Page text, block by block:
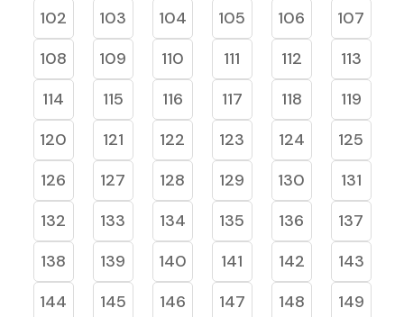
102
103 104 105 106
107
108
109 110 111 112
113
114
115 116 117 118
119
120
121 122 123 124
125
126
127 128 129 130
131
132
133 134 135 136
137
138
139 140 141 142
143
144
145 146 147 148
149